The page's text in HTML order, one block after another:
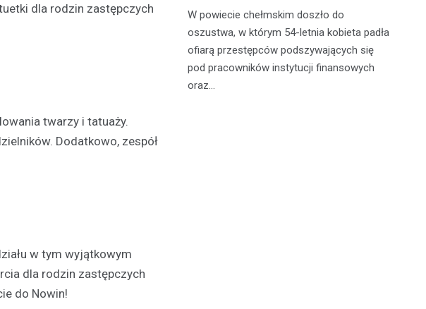
dla rodzin zastępczych
twarzy i tatuaży.
Dodatkowo, zespół
w tym wyjątkowym
dla rodzin zastępczych
do Nowin!
Chełmie zatrzymała mężczyznę
W powiecie chełmskim doszło do
oszustwa, w którym 54-letnia kobieta padła
ofiarą przestępców podszywających się
pod pracowników instytucji finansowych
oraz…